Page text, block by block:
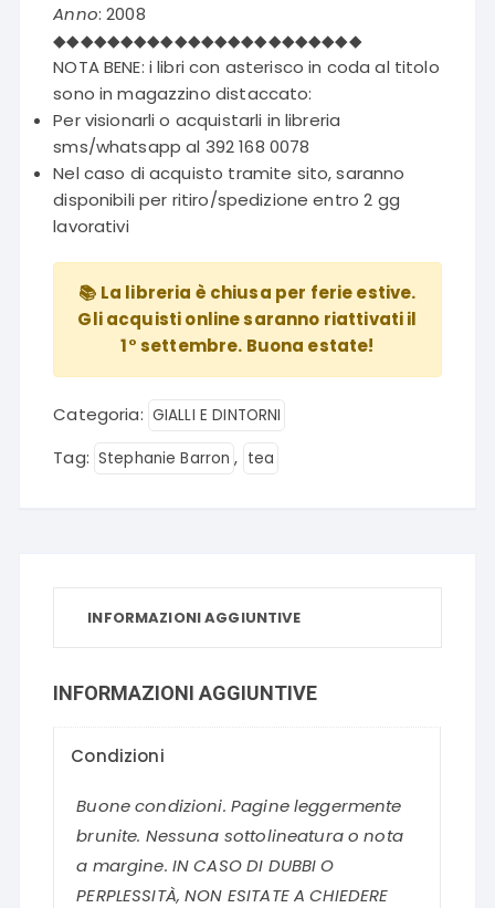
Anno: 2008
◆◆◆◆◆◆◆◆◆◆◆◆◆◆◆◆◆◆◆◆◆◆◆
NOTA BENE: i libri con asterisco in coda al titolo
sono in magazzino distaccato:
Per visionarli o acquistarli in libreria
sms/whatsapp al 392 168 0078
Nel caso di acquisto tramite sito, saranno
disponibili per ritiro/spedizione entro 2 gg
lavorativi
📚 La libreria è chiusa per ferie estive.
Gli acquisti online saranno riattivati il
1° settembre. Buona estate!
Categoria: GIALLI E DINTORNI
Tag: Stephanie Barron , tea
INFORMAZIONI AGGIUNTIVE
INFORMAZIONI AGGIUNTIVE
Condizioni
Buone condizioni. Pagine leggermente
brunite. Nessuna sottolineatura o nota
a margine. IN CASO DI DUBBI O
PERPLESSITÀ, NON ESITATE A CHIEDERE